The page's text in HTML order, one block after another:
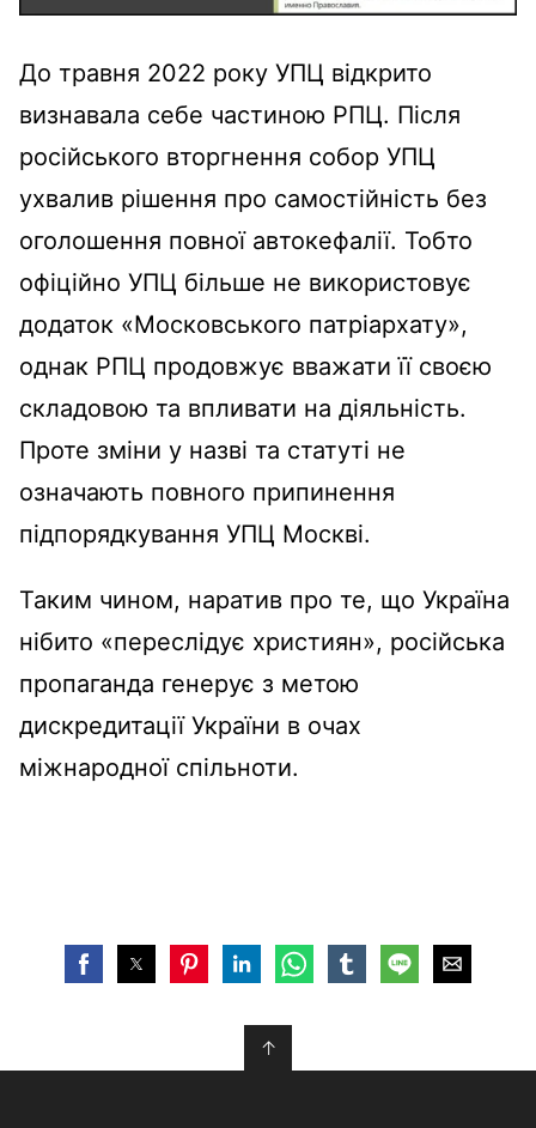
До травня 2022 року УПЦ відкрито
визнавала себе частиною РПЦ. Після
російського вторгнення собор УПЦ
ухвалив рішення про самостійність без
оголошення повної автокефалії. Тобто
офіційно УПЦ більше не використовує
додаток «Московського патріархату»,
однак РПЦ продовжує вважати її своєю
складовою та впливати на діяльність.
Проте зміни у назві та статуті не
означають повного припинення
підпорядкування УПЦ Москві.
Таким чином, наратив про те, що Україна
нібито «переслідує християн», російська
пропаганда генерує з метою
дискредитації України в очах
міжнародної спільноти.
↑